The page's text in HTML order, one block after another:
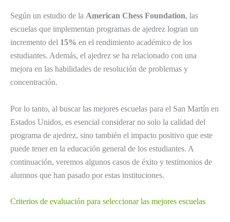
Según un estudio de la American Chess Foundation, las
escuelas que implementan programas de ajedrez logran un
incremento del 15% en el rendimiento académico de los
estudiantes. Además, el ajedrez se ha relacionado con una
mejora en las habilidades de resolución de problemas y
concentración.
Por lo tanto, al buscar las mejores escuelas para el San Martín en
Estados Unidos, es esencial considerar no solo la calidad del
programa de ajedrez, sino también el impacto positivo que este
puede tener en la educación general de los estudiantes. A
continuación, veremos algunos casos de éxito y testimonios de
alumnos que han pasado por estas instituciones.
Criterios de evaluación para seleccionar las mejores escuelas